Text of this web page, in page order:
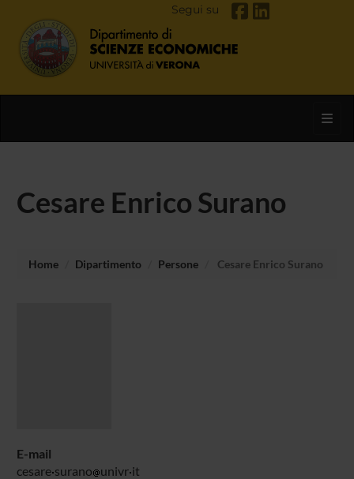
Segui su
Cesare Enrico Surano
Home Dipartimento Persone Cesare Enrico Surano
E-mail
cesare surano univr it